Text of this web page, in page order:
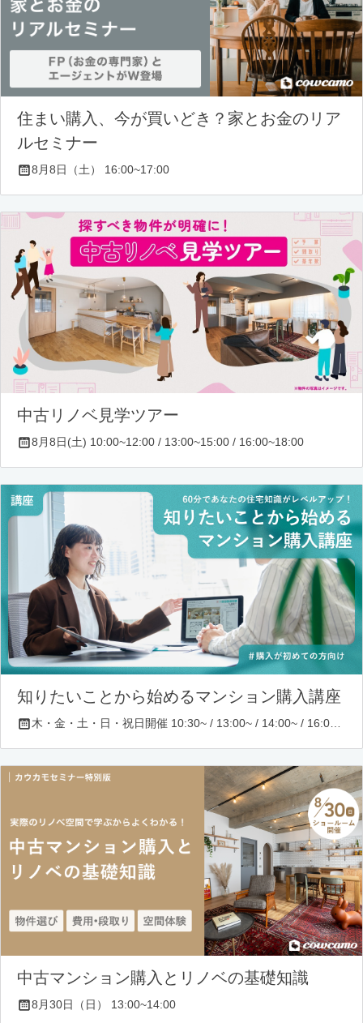
住まい購入、今が買いどき？家とお金のリア
ルセミナー
8月8日（土） 16:00~17:00
中古リノベ見学ツアー
8月8日(土) 10:00~12:00 / 13:00~15:00 / 16:00~18:00
知りたいことから始めるマンション購入講座
木・金・土・日・祝日開催 10:30~ / 13:00~ / 14:00~ / 16:00~ / 17:00~/ 18:30~/ 19:30~
中古マンション購入とリノベの基礎知識
8月30日（日） 13:00~14:00